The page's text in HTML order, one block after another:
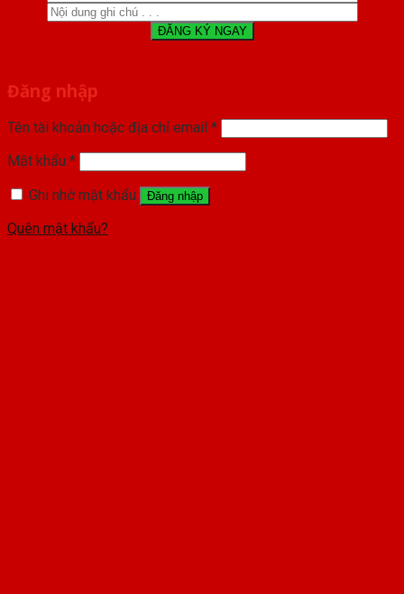
Đăng nhập
Tên tài khoản hoặc địa chỉ email *
Mật khẩu *
Ghi nhớ mật khẩu
Đăng nhập
Quên mật khẩu?